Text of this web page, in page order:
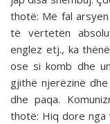
thotë: Më fal
të vërtetën
englez etj., ka
ose si komb dhe
gjithë njerëzinë
dhe paqa.
thotë: Hiq dore nga